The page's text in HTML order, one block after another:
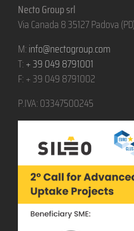
Necto Group srl
Via Canada 8 35127 Padova
M:info@nectogroup.com
T:+ 39 049 8791001
F: + 39 049 8791002
P.IVA: 03347500245